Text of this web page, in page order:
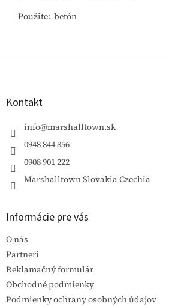
Použite: betón
Z
Kontakt
info@marshalltown.sk
0948 844 856
0908 901 222
Marshalltown Slovakia Czechia
Informácie pre vás
O nás
Partneri
Reklamačný formulár
Obchodné podmienky
Podmienky ochrany osobných údajov